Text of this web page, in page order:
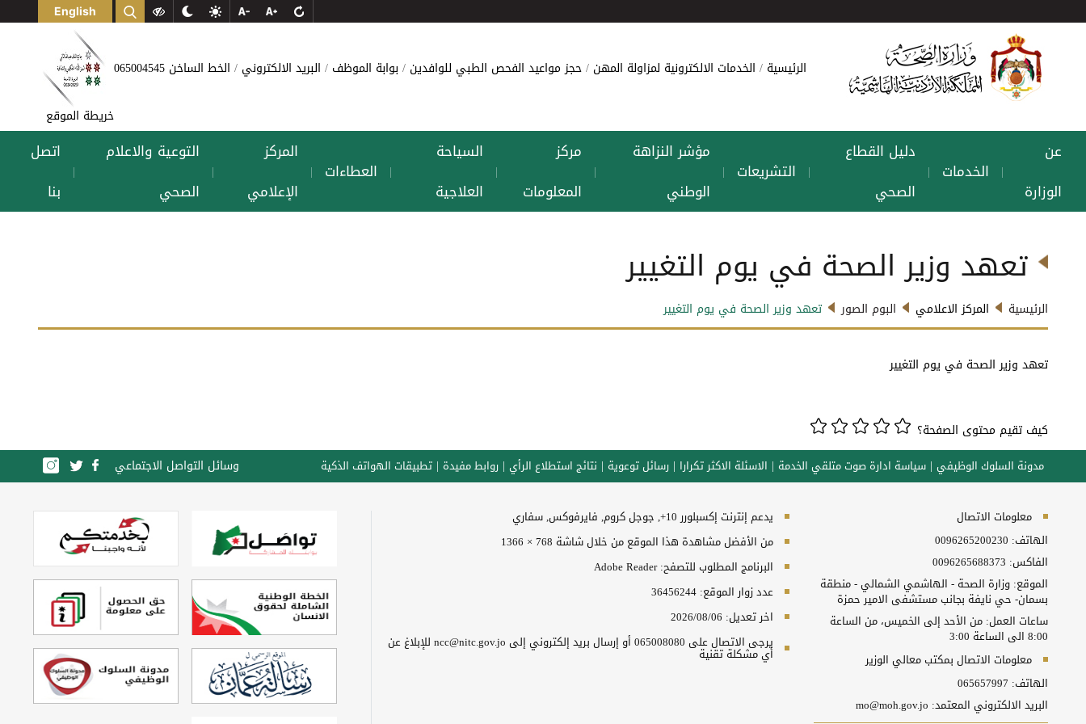
English
الرئيسية الخدمات الالكترونية لمزاولة المهن حجز مواعيد الفحص الطبي للوافدين بوابة الموظف البريد الالكتروني الخط الساخن 065004545
خريطة الموقع
عن
الوزارة
| الخدمات |
دليل القطاع
الصحي
| التشريعات |
مؤشر النزاهة
الوطني
|
مركز
المعلومات
|
السياحة
العلاجية
| العطاءات |
المركز
الإعلامي
|
التوعية والاعلام
الصحي
|
اتصل
بنا
تعهد وزير الصحة في يوم التغيير
الرئيسية المركز الاعلامي البوم الصور تعهد وزير الصحة في يوم التغيير
تعهد وزير الصحة في يوم التغيير
كيف تقيم محتوى الصفحة؟
مدونة السلوك الوظيفي سياسة ادارة صوت متلقي الخدمة الاسئلة الاكثر تكرارا رسائل توعوية نتائج استطلاع الرأي روابط مفيدة تطبيقات الهواتف الذكية وسائل التواصل الاجتماعي
معلومات الاتصال
الهاتف: 0096265200230
الفاكس: 0096265688373
الموقع: وزارة الصحة - الهاشمي الشمالي - منطقة
بسمان- حي نايفة بجانب مستشفى الامير حمزة
ساعات العمل: من الأحد إلى الخميس، من الساعة
8:00 الى الساعة 3:00
معلومات الاتصال بمكتب معالي الوزير
الهاتف: 065657997
البريد الالكتروني المعتمد: mo@moh.gov.jo
يدعم إنترنت إكسبلورر 10+, جوجل كروم, فايرفوكس, سفاري
من الأفضل مشاهدة هذا الموقع من خلال شاشة 768 × 1366
البرنامج المطلوب للتصفح: Adobe Reader
عدد زوار الموقع: 36456244
اخر تعديل: 2026/08/06
يرجى الاتصال على 065008080 أو إرسال بريد إلكتروني إلى ncc@nitc.gov.jo للإبلاغ عن
أي مشكلة تقنية